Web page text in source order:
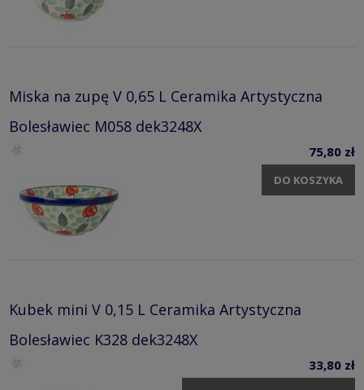
Miska na zupę V 0,65 L Ceramika Artystyczna
Bolesławiec M058 dek3248X
75,80 zł
DO KOSZYKA
Kubek mini V 0,15 L Ceramika Artystyczna
Bolesławiec K328 dek3248X
33,80 zł